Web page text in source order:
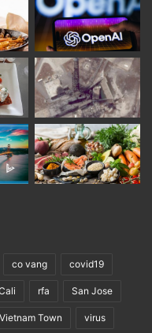
co vang covid19
rfa San Jose
Vietnam Town virus